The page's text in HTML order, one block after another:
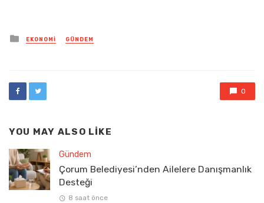
Posted
in
EKONOMI GÜNDEM
0
YOU MAY ALSO LIKE
Gündem
Çorum Belediyesi’nden Ailelere Danışmanlık
Desteği
8 saat önce